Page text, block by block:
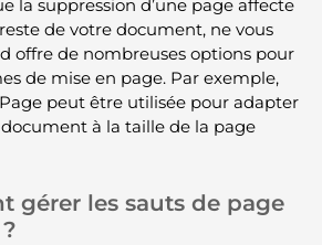
la suppression d’une page affecte
de votre document, ne vous
offre de nombreuses options pour
de mise en page. Par exemple,
peut être utilisée pour adapter
à la taille de la page
gérer les sauts de page